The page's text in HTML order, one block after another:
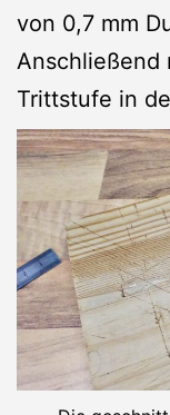
von 0,7 mm
Anschließend
Trittstufe in